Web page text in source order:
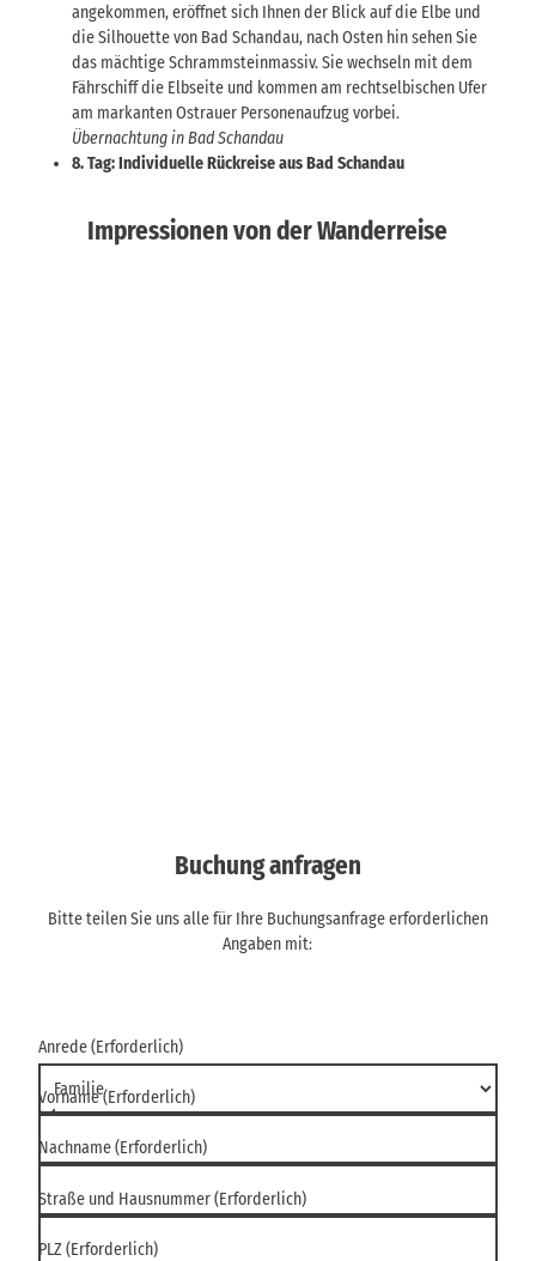
angekommen, eröffnet sich Ihnen der Blick auf die Elbe und
die Silhouette von Bad Schandau, nach Osten hin sehen Sie
das mächtige Schrammsteinmassiv. Sie wechseln mit dem
Fährschiff die Elbseite und kommen am rechtselbischen Ufer
am markanten Ostrauer Personenaufzug vorbei.
Übernachtung in Bad Schandau
8. Tag: Individuelle Rückreise aus Bad Schandau
Impressionen von der Wanderreise
Buchung anfragen
Bitte teilen Sie uns alle für Ihre Buchungsanfrage erforderlichen
Angaben mit:
Anrede(Erforderlich)
Vorname(Erforderlich)
Nachname(Erforderlich)
Straße und Hausnummer(Erforderlich)
PLZ(Erforderlich)